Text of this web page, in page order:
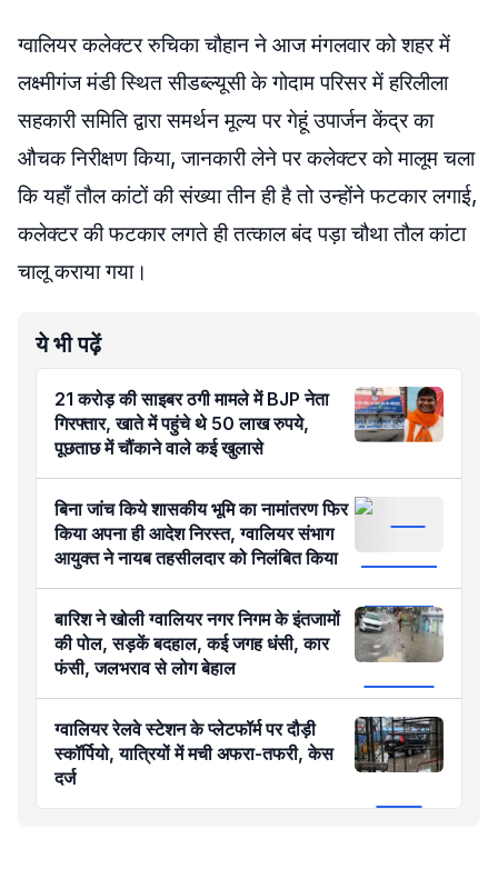
ग्वालियर कलेक्टर रुचिका चौहान ने आज मंगलवार को शहर में
लक्ष्मीगंज मंडी स्थित सीडब्ल्यूसी के गोदाम परिसर में हरिलीला
सहकारी समिति द्वारा समर्थन मूल्य पर गेहूं उपार्जन केंद्र का
औचक निरीक्षण किया, जानकारी लेने पर कलेक्टर को मालूम चला
कि यहाँ तौल कांटों की संख्या तीन ही है तो उन्होंने फटकार लगाई,
कलेक्टर की फटकार लगते ही तत्काल बंद पड़ा चौथा तौल कांटा
चालू कराया गया।
ये भी पढ़ें
21 करोड़ की साइबर ठगी मामले में BJP नेता
गिरफ्तार, खाते में पहुंचे थे 50 लाख रुपये,
पूछताछ में चौंकाने वाले कई खुलासे
बिना जांच किये शासकीय भूमि का नामांतरण फिर
किया अपना ही आदेश निरस्त, ग्वालियर संभाग
आयुक्त ने नायब तहसीलदार को निलंबित किया
बारिश ने खोली ग्वालियर नगर निगम के इंतजामों
की पोल, सड़कें बदहाल, कई जगह धंसी, कार
फंसी, जलभराव से लोग बेहाल
ग्वालियर रेलवे स्टेशन के प्लेटफॉर्म पर दौड़ी
स्कॉर्पियो, यात्रियों में मची अफरा-तफरी, केस
दर्ज